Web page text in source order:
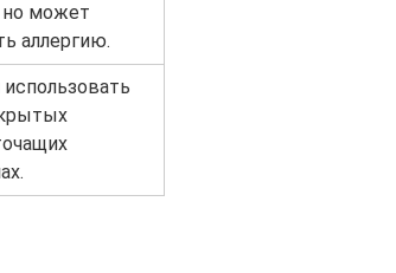
но может
аллергию.
использовать